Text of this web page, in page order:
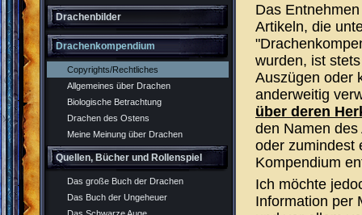
Drachenbilder
Drachenkompendium
Copyrights/Rechtliches
Allgemeines über Drachen
Biologische Betrachtung
Drachen des Ostens
Meine Meinung über Drachen
Quellen, Bücher und Rollenspiel
Das große Buch der Drachen
Das Buch der Ungeheuer
Das
Artikeln, die
wurden, ist
Auszügen oder
anderweitig
über deren
den Namen
oder zumindest
Kompendium
Ich möchte
Information per